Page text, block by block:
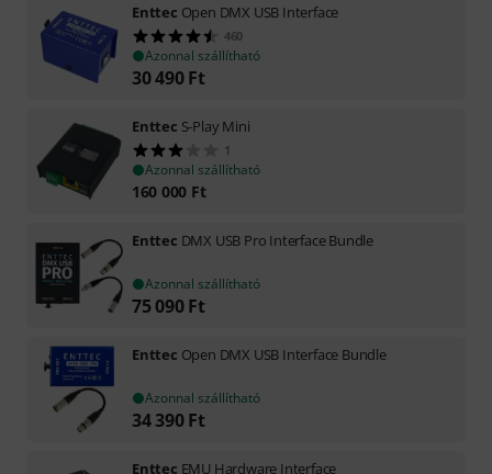
Enttec Open DMX USB Interface
460
Azonnal szállítható
30 490 Ft
Enttec S-Play Mini
1
Azonnal szállítható
160 000 Ft
Enttec DMX USB Pro Interface Bundle
Azonnal szállítható
75 090 Ft
Enttec Open DMX USB Interface Bundle
Azonnal szállítható
34 390 Ft
Enttec EMU Hardware Interface